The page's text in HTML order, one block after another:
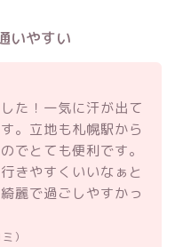
いやすい
た！一気に汗が出て
。立地も札幌駅から
でとても便利です。
きやすくいいなぁと
麗で過ごしやすかっ
）